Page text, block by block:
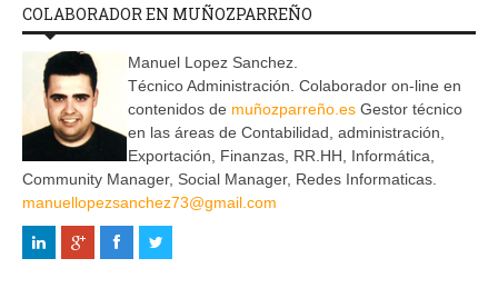
COLABORADOR EN MUÑOZPARREÑO
Manuel Lopez Sanchez.
Técnico Administración. Colaborador on-line en
contenidos de muñozparreño.es Gestor técnico
en las áreas de Contabilidad, administración,
Exportación, Finanzas, RR.HH, Informática,
Community Manager, Social Manager, Redes Informaticas.
manuellopezsanchez73@gmail.com